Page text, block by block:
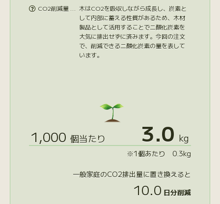
 CO2削減量 … 木はCO2を吸収しながら成長し、炭素と
して内部に蓄える性質があるため、木材
製品として活用することで二酸化炭素を
大気に排出せずに済みます。今回の注文
で、削減できる二酸化炭素の量を表して
います。
1,000 個当たり 3.0 kg
※1個あたり 0.3kg
一般家庭のCO2排出量に置き換えると
10.0 日分削減